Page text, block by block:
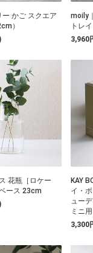
かご スクエア
）
moily
トレ
3,960
花瓶［ロケー
ース 23cm
KAY
イ・
ュー
ミニ用
3,300